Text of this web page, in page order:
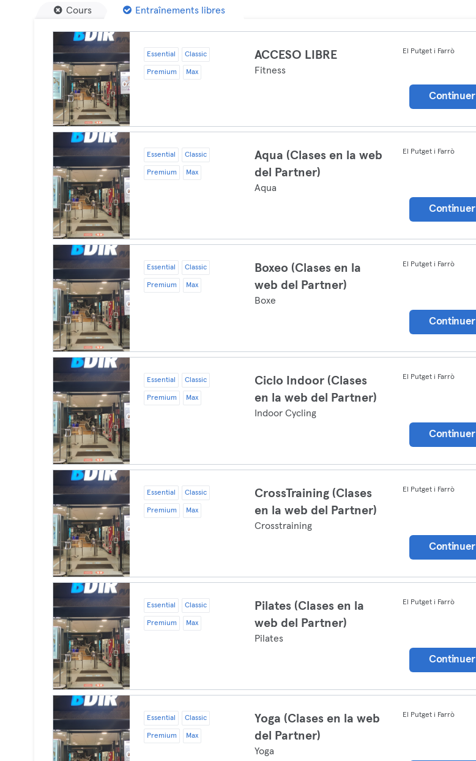
Cours Entraînements libres
Essential Classic
Premium Max
ACCESO LIBRE
Fitness
El Putget i Farrò
Continuer
Essential Classic
Premium Max
Aqua (Clases en la web
del Partner)
Aqua
El Putget i Farrò
Continuer
Essential Classic
Premium Max
Boxeo (Clases en la
web del Partner)
Boxe
El Putget i Farrò
Continuer
Essential Classic
Premium Max
Ciclo Indoor (Clases
en la web del Partner)
Indoor Cycling
El Putget i Farrò
Continuer
Essential Classic
Premium Max
CrossTraining (Clases
en la web del Partner)
Crosstraining
El Putget i Farrò
Continuer
Essential Classic
Premium Max
Pilates (Clases en la
web del Partner)
Pilates
El Putget i Farrò
Continuer
Essential Classic
Premium Max
Yoga (Clases en la web
del Partner)
Yoga
El Putget i Farrò